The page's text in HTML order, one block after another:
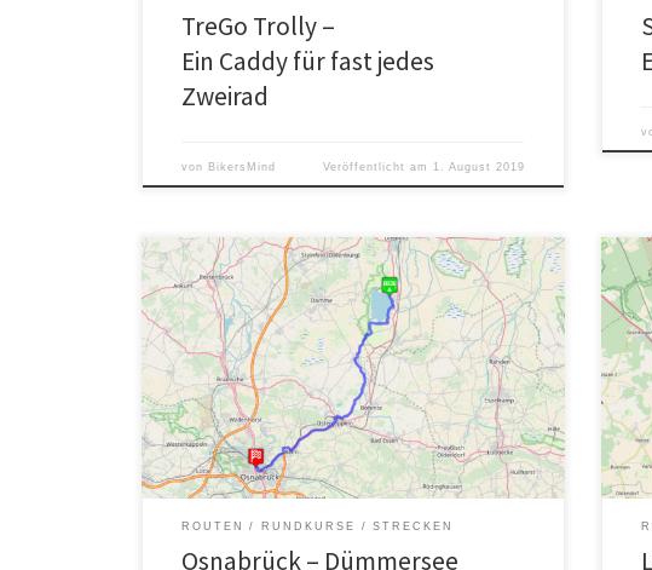
TreGo Trolly –
Ein Caddy für fast jedes
Zweirad
von BikersMind Veröffentlicht am 1. August 2019
Eine Strecke, die mit dem Tourenrad und Rennrad
gefahren werden kann. Mit dem Tourenrad / MTB
abseits asphaltierter
ROUTEN RUNDKURSE STRECKEN
Osnabrück – Dümmersee